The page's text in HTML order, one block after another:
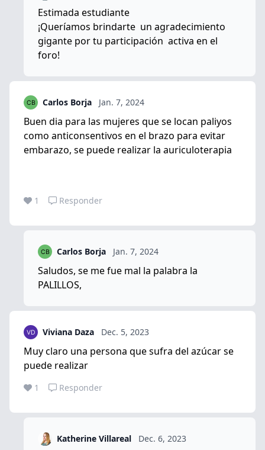
Estimada estudiante
¡Queríamos brindarte un agradecimiento
gigante por tu participación activa en el
foro!
Carlos Borja Jan. 7, 2024
Buen dia para las mujeres que se locan paliyos
como anticonsentivos en el brazo para evitar
embarazo, se puede realizar la auriculoterapia
1 Responder
Carlos Borja Jan. 7, 2024
Saludos, se me fue mal la palabra la
PALILLOS,
Viviana Daza Dec. 5, 2023
Muy claro una persona que sufra del azúcar se
puede realizar
1 Responder
Katherine Villareal Dec. 6, 2023